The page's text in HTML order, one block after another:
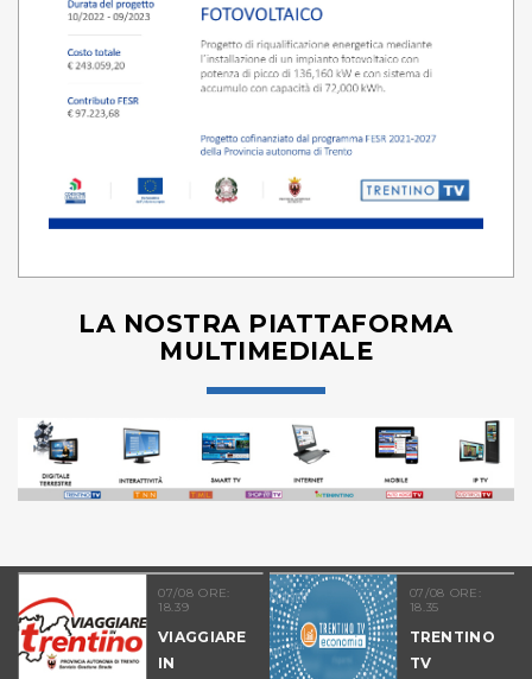
LA NOSTRA PIATTAFORMA
MULTIMEDIALE
07/08 ORE:
18.39
VIAGGIARE
IN
07/08 ORE:
18.35
TRENTINO
TV